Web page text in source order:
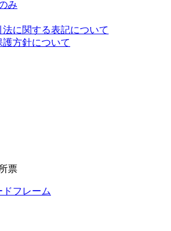
み
に関する表記について
方針について
票